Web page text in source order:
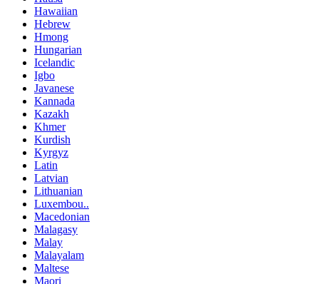
Hawaiian
Hebrew
Hmong
Hungarian
Icelandic
Igbo
Javanese
Kannada
Kazakh
Khmer
Kurdish
Kyrgyz
Latin
Latvian
Lithuanian
Luxembou..
Macedonian
Malagasy
Malay
Malayalam
Maltese
Maori